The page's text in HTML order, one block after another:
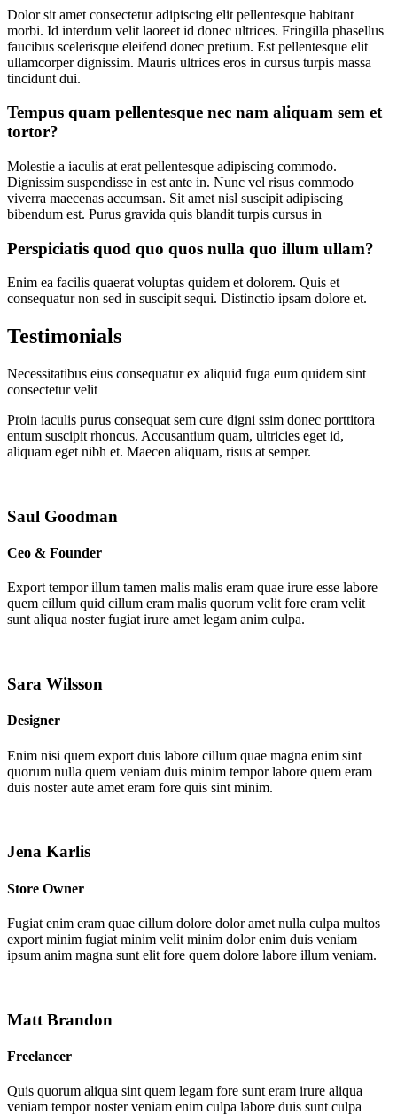
Dolor sit amet consectetur adipiscing elit pellentesque habitant
morbi. Id interdum velit laoreet id donec ultrices. Fringilla phasellus
faucibus scelerisque eleifend donec pretium. Est pellentesque elit
ullamcorper dignissim. Mauris ultrices eros in cursus turpis massa
tincidunt dui.
Tempus quam pellentesque nec nam aliquam sem et
tortor?
Molestie a iaculis at erat pellentesque adipiscing commodo.
Dignissim suspendisse in est ante in. Nunc vel risus commodo
viverra maecenas accumsan. Sit amet nisl suscipit adipiscing
bibendum est. Purus gravida quis blandit turpis cursus in
Perspiciatis quod quo quos nulla quo illum ullam?
Enim ea facilis quaerat voluptas quidem et dolorem. Quis et
consequatur non sed in suscipit sequi. Distinctio ipsam dolore et.
Testimonials
Necessitatibus eius consequatur ex aliquid fuga eum quidem sint
consectetur velit
Proin iaculis purus consequat sem cure digni ssim donec porttitora
entum suscipit rhoncus. Accusantium quam, ultricies eget id,
aliquam eget nibh et. Maecen aliquam, risus at semper.
Saul Goodman
Ceo & Founder
Export tempor illum tamen malis malis eram quae irure esse labore
quem cillum quid cillum eram malis quorum velit fore eram velit
sunt aliqua noster fugiat irure amet legam anim culpa.
Sara Wilsson
Designer
Enim nisi quem export duis labore cillum quae magna enim sint
quorum nulla quem veniam duis minim tempor labore quem eram
duis noster aute amet eram fore quis sint minim.
Jena Karlis
Store Owner
Fugiat enim eram quae cillum dolore dolor amet nulla culpa multos
export minim fugiat minim velit minim dolor enim duis veniam
ipsum anim magna sunt elit fore quem dolore labore illum veniam.
Matt Brandon
Freelancer
Quis quorum aliqua sint quem legam fore sunt eram irure aliqua
veniam tempor noster veniam enim culpa labore duis sunt culpa